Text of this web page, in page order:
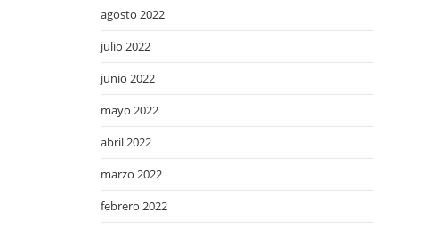
agosto 2022
julio 2022
junio 2022
mayo 2022
abril 2022
marzo 2022
febrero 2022